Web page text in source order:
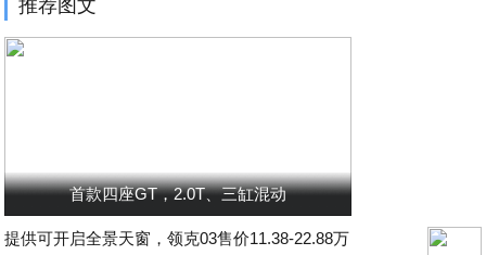
推荐图文
首款四座GT，2.0T、三缸混动
提供可开启全景天窗，领克03售价11.38-22.88万